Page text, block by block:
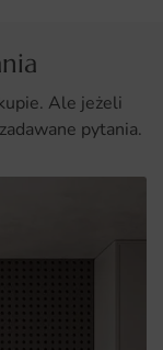
Ale jeżeli
pytania.